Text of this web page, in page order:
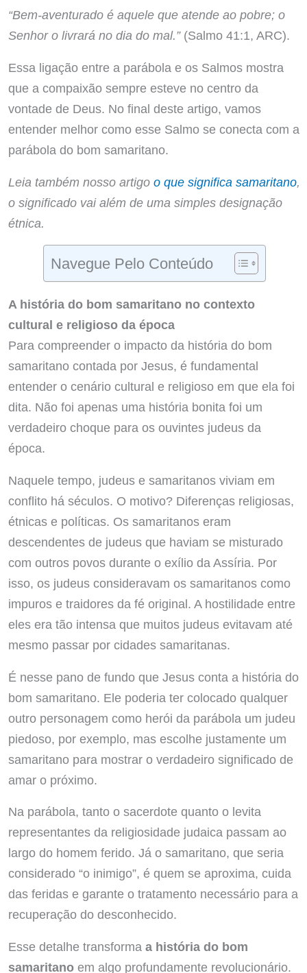
“Bem-aventurado é aquele que atende ao pobre; o
Senhor o livrará no dia do mal.”(Salmo 41:1, ARC).
Essa ligação entre a parábola e os Salmos mostra
que a compaixão sempre esteve no centro da
vontade de Deus. No final deste artigo, vamos
entender melhor como esse Salmo se conecta com a
parábola do bom samaritano.
Leia também nosso artigo o que significa samaritano,
o significado vai além de uma simples designação
étnica.
Navegue Pelo Conteúdo
A história do bom samaritano no contexto
cultural e religioso da época
Para compreender o impacto da história do bom
samaritano contada por Jesus, é fundamental
entender o cenário cultural e religioso em que ela foi
dita. Não foi apenas uma história bonita foi um
verdadeiro choque para os ouvintes judeus da
época.
Naquele tempo, judeus e samaritanos viviam em
conflito há séculos. O motivo? Diferenças religiosas,
étnicas e políticas. Os samaritanos eram
descendentes de judeus que haviam se misturado
com outros povos durante o exílio da Assíria. Por
isso, os judeus consideravam os samaritanos como
impuros e traidores da fé original. A hostilidade entre
eles era tão intensa que muitos judeus evitavam até
mesmo passar por cidades samaritanas.
É nesse pano de fundo que Jesus conta a história do
bom samaritano. Ele poderia ter colocado qualquer
outro personagem como herói da parábola um judeu
piedoso, por exemplo, mas escolhe justamente um
samaritano para mostrar o verdadeiro significado de
amar o próximo.
Na parábola, tanto o sacerdote quanto o levita
representantes da religiosidade judaica passam ao
largo do homem ferido. Já o samaritano, que seria
considerado “o inimigo”, é quem se aproxima, cuida
das feridas e garante o tratamento necessário para a
recuperação do desconhecido.
Esse detalhe transforma a história do bom
samaritanoem algo profundamente revolucionário.